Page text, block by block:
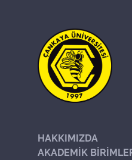
HAKKIMIZDA
AKADEMİK